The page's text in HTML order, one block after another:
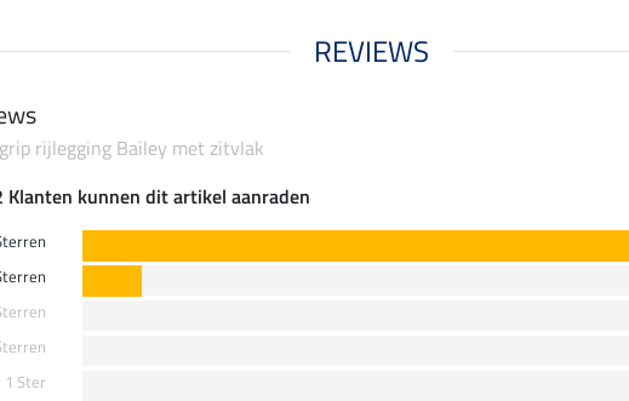
REVIEWS
rijlegging Bailey met zitvlak
Klanten kunnen dit artikel aanraden
1 Ster